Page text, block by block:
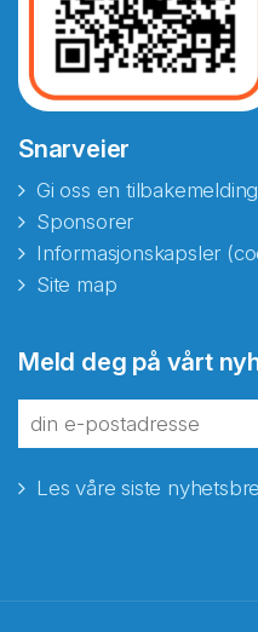
Snarveier
Gi oss en
Sponsorer
Informasjonskapsler
Site map
Meld deg på vårt
Les våre siste
fra Norecopa